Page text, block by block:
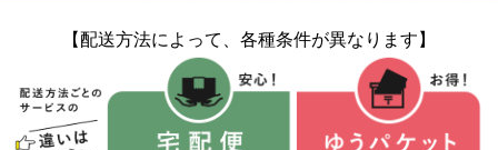
【配送方法によって、各種条件が異なります】